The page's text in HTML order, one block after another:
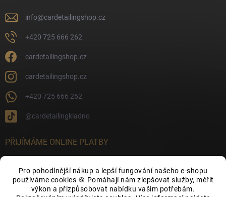
Pro pohodlnější nákup a lepší fungování našeho e-shopu
používáme cookies 🍪 Pomáhají nám zlepšovat služby, měřit
výkon a přizpůsobovat nabídku vašim potřebám.
info@cardetailingshop.cz
+420 725 666 262
cardetailingshop.cz
cardetailingshop.cz
+420 725 666 262
@cardetailingkladno
PŘIJÍMÁME ONLINE PLATBY